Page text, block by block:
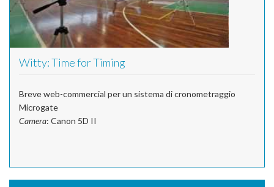
Witty: Time for Timing
Breve web-commercial per un sistema di cronometraggio
Microgate
Camera: Canon 5D II